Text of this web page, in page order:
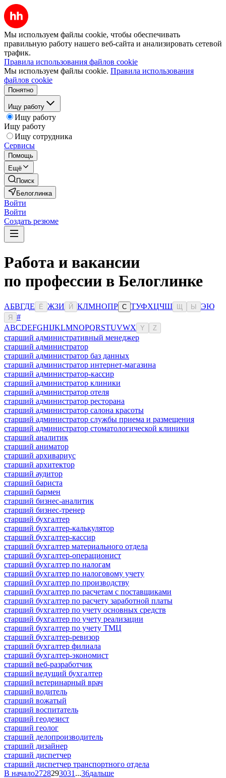
Мы используем файлы cookie, чтобы обеспечивать
правильную работу нашего веб-сайта и анализировать сетевой
трафик.
Правила использования файлов cookie
Мы используем файлы cookie. Правила использования
файлов cookie
Понятно
Ищу работу
Ищу работу
Ищу работу
Ищу сотрудника
Сервисы
Помощь
Ещё
Поиск
Белоглинка
Войти
Войти
Создать резюме
Работа и вакансии
по профессии в Белоглинке
АБВГДЕ Ё ЖЗИ Й КЛМНОПР С ТУФХЦЧШ Ы ЭЮ
Я
#
ABCDEFGHIJKLMNOPQRSTUVWX Y Z
старший административный менеджер
старший администратор
старший администратор баз данных
старший администратор интернет-магазина
старший администратор-кассир
старший администратор клиники
старший администратор отеля
старший администратор ресторана
старший администратор салона красоты
старший администратор службы приема и размещения
старший администратор стоматологической клиники
старший аналитик
старший аниматор
старший архивариус
старший архитектор
старший аудитор
старший бариста
старший бармен
старший бизнес-аналитик
старший бизнес-тренер
старший бухгалтер
старший бухгалтер-калькулятор
старший бухгалтер-кассир
старший бухгалтер материального отдела
старший бухгалтер-операционист
старший бухгалтер по налогам
старший бухгалтер по налоговому учету
старший бухгалтер по производству
старший бухгалтер по расчетам с поставщиками
старший бухгалтер по расчету заработной платы
старший бухгалтер по учету основных средств
старший бухгалтер по учету реализации
старший бухгалтер по учету ТМЦ
старший бухгалтер-ревизор
старший бухгалтер филиала
старший бухгалтер-экономист
старший веб-разработчик
старший ведущий бухгалтер
старший ветеринарный врач
старший водитель
старший вожатый
старший воспитатель
старший геодезист
старший геолог
старший делопроизводитель
старший дизайнер
старший диспетчер
старший диспетчер транспортного отдела
В начало2728293031 ...36дальше